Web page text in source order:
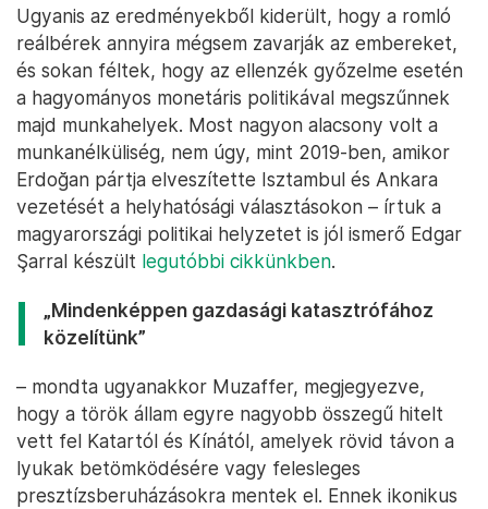
Ugyanis az eredményekből kiderült, hogy a romló
reálbérek annyira mégsem zavarják az embereket,
és sokan féltek, hogy az ellenzék győzelme esetén
a hagyományos monetáris politikával megszűnnek
majd munkahelyek. Most nagyon alacsony volt a
munkanélküliség, nem úgy, mint 2019-ben, amikor
Erdoğan pártja elveszítette Isztambul és Ankara
vezetését a helyhatósági választásokon – írtuk a
magyarországi politikai helyzetet is jól ismerő Edgar
Şarral készült legutóbbi cikkünkben.
„Mindenképpen gazdasági katasztrófához
közelítünk”
– mondta ugyanakkor Muzaffer, megjegyezve,
hogy a török állam egyre nagyobb összegű hitelt
vett fel Katartól és Kínától, amelyek rövid távon a
lyukak betömködésére vagy felesleges
presztízsberuházásokra mentek el. Ennek ikonikus